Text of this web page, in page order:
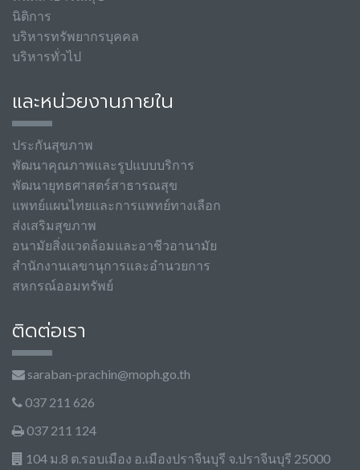
นิติการ
บริหารทรัพยากรบุคคล
บริหารทั่วไป
และหน่วยงานภายใน
ประกันสุขภาพ
พัฒนาคุณภาพและรูปแบบบริการ
พัฒนายุทธศาสตร์สาธารณสุข
แพทย์แผนไทยและการแพทย์ทางเลือก
ส่งเสริมสุขภาพ
อนามัยสิ่งแวดล้อมและอาชีวอานามัย
สำนักงานเลขานุการและอำนวยการ
สหกรณ์ออมทรัพย์
ติดต่อเรา
saraban-prachin@moph.go.th
037 211 626
037 211 124
104 ม.8 ต.รอบเมือง อ.เมืองปราจีนบุรี จ.ปราจีนบุรี 25000